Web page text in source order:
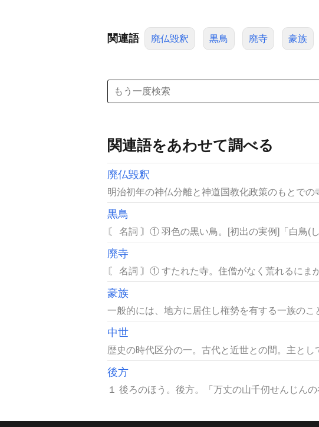
関連語 廃仏毀釈 黒鳥 廃寺 豪族
関連語をあわせて調べる
廃仏毀釈
明治初年の神仏分離と神道国教化政策のもとで
黒鳥
〘 名詞 〙① 羽色の黒い鳥。[初出の実例]「白鳥(
廃寺
〘 名詞 〙① すたれた寺。住僧がなく荒れるにま
豪族
一般的には、地方に居住し権勢を有する一族の
中世
歴史の時代区分の一。古代と近世との間。主と
後方
１ 後ろのほう。後方。「万丈の山千仞せんじん